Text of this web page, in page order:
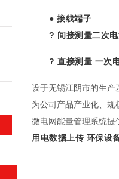
● 接线端子
? 间接测量二次
? 直接测量 一次
设于无锡江阴市的生产
为公司产品产业化、
微电网能量管理系统提
用电数据上传 环保设